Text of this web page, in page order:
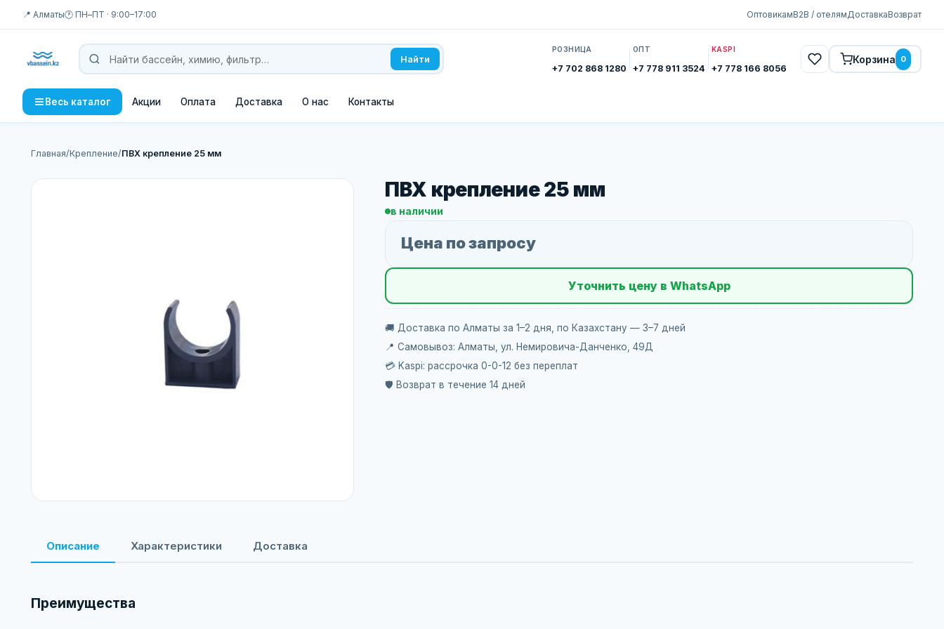
📍 Алматы🕐 ПН–ПТ · 9:00–17:00 ОптовикамB2B / отелямДоставкаВозврат
Найти
РОЗНИЦА
+7 702 868 1280
ОПТ
+7 778 911 3524
KASPI
+7 778 166 8056
Корзина 0
Весь каталог Акции Оплата Доставка О нас Контакты
Главная/Крепление/ПВХ крепление 25 мм
ПВХ крепление 25 мм
в наличии
Цена по запросу
Уточнить цену в WhatsApp
🚚 Доставка по Алматы за 1–2 дня, по Казахстану — 3–7 дней
📍 Самовывоз: Алматы, ул. Немировича-Данченко, 49Д
💳 Kaspi: рассрочка 0-0-12 без переплат
🛡️ Возврат в течение 14 дней
Описание Характеристики Доставка
Преимущества